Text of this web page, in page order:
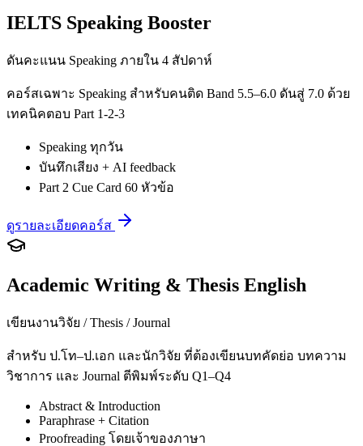
IELTS Speaking Booster
ดันคะแนน Speaking ภายใน 4 สัปดาห์
คอร์สเฉพาะ Speaking สำหรับคนติด Band 5.5–6.0 ดันสู่ 7.0 ด้วย
เทคนิคตอบ Part 1-2-3
Speaking ทุกวัน
บันทึกเสียง + AI feedback
Part 2 Cue Card 60 หัวข้อ
ดูรายละเอียดคอร์ส
Academic Writing & Thesis English
เขียนงานวิจัย / Thesis / Journal
สำหรับ ป.โท–ป.เอก และนักวิจัย ที่ต้องเขียนบทคัดย่อ บทความ
วิชาการ และ Journal ตีพิมพ์ระดับ Q1–Q4
Abstract & Introduction
Paraphrase + Citation
Proofreading โดยเจ้าของภาษา